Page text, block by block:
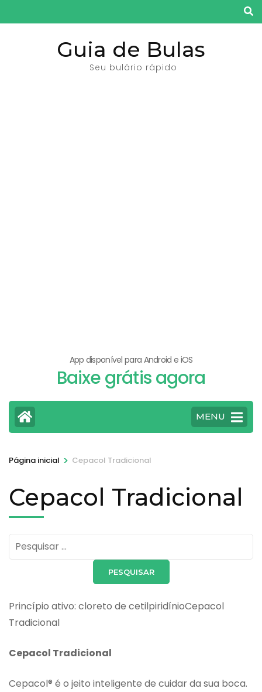
para
Guia de Bulas
Seu bulário rápido
App disponível para Android e iOS
Baixe grátis agora
MENU
Página inicial > Cepacol Tradicional
Cepacol Tradicional
Pesquisar
por:
Princípio ativo: cloreto de cetilpiridínioCepacol
Tradicional
Cepacol Tradicional
Cepacol® é o jeito inteligente de cuidar da sua boca.